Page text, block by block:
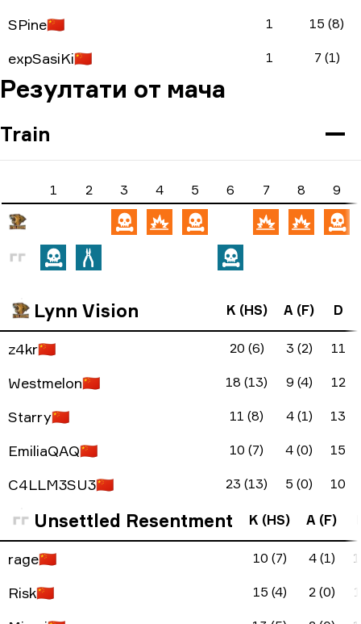
SPine🇨🇳 1 15 (8)
expSasiKi🇨🇳 1 7 (1)
Резултати от мача
Train
1 2 3 4 5 6 7 8 9
Lynn Vision K (HS) A (F) D
z4kr🇨🇳 20 (6) 3 (2) 11
Westmelon🇨🇳 18 (13) 9 (4) 12
Starry🇨🇳 11 (8) 4 (1) 13
EmiliaQAQ🇨🇳 10 (7) 4 (0) 15
C4LLM3SU3🇨🇳 23 (13) 5 (0) 10
Unsettled Resentment K (HS) A (F)
rage🇨🇳 10 (7) 4 (1)
Risk🇨🇳 15 (4) 2 (0)